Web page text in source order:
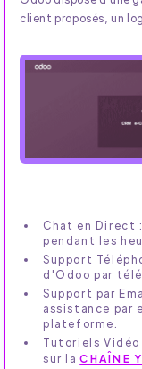
client proposés, un
Chat en Direct
pendant les
Support
d'Odoo par
Support par
assistance par
plateforme.
Tutoriels
sur laCHAÎNE